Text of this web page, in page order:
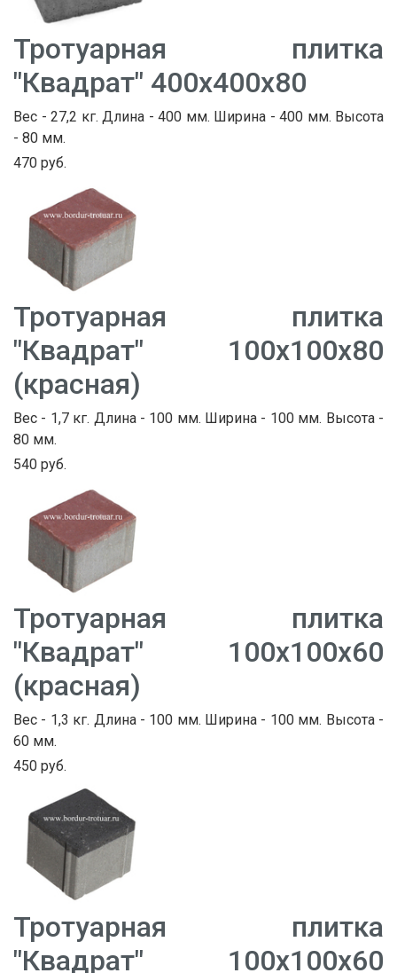
Тротуарная плитка
"Квадрат" 400х400х80
Вес - 27,2 кг. Длина - 400 мм. Ширина - 400 мм. Высота
- 80 мм.
470 руб.
Тротуарная плитка
"Квадрат" 100х100х80
(красная)
Вес - 1,7 кг. Длина - 100 мм. Ширина - 100 мм. Высота -
80 мм.
540 руб.
Тротуарная плитка
"Квадрат" 100х100х60
(красная)
Вес - 1,3 кг. Длина - 100 мм. Ширина - 100 мм. Высота -
60 мм.
450 руб.
Тротуарная плитка
"Квадрат" 100х100х60